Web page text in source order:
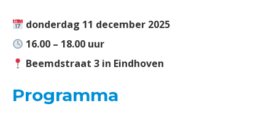
donderdag 11 december 2025
16.00 – 18.00 uur
Beemdstraat 3 in Eindhoven
Programma